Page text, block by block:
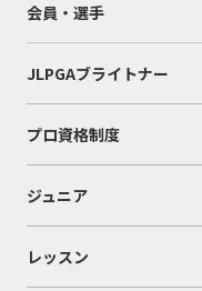
会員・選手
JLPGAブライトナー
プロ資格制度
ジュニア
レッスン